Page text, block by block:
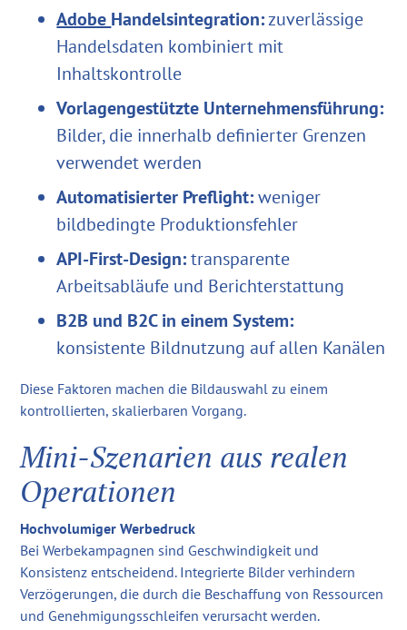
Adobe Handelsintegration:zuverlässige
Handelsdaten kombiniert mit
Inhaltskontrolle
Vorlagengestützte Unternehmensführung:
Bilder, die innerhalb definierter Grenzen
verwendet werden
Automatisierter Preflight:weniger
bildbedingte Produktionsfehler
API-First-Design:transparente
Arbeitsabläufe und Berichterstattung
B2B und B2C in einem System:
konsistente Bildnutzung auf allen Kanälen
Diese Faktoren machen die Bildauswahl zu einem
kontrollierten, skalierbaren Vorgang.
Mini-Szenarien aus realen
Operationen
Hochvolumiger Werbedruck
Bei Werbekampagnen sind Geschwindigkeit und
Konsistenz entscheidend. Integrierte Bilder verhindern
Verzögerungen, die durch die Beschaffung von Ressourcen
und Genehmigungsschleifen verursacht werden.